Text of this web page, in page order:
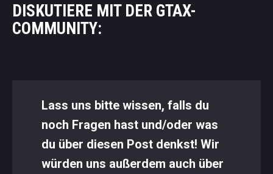
DISKUTIERE MIT DER GTAX-
COMMUNITY:
Lass uns bitte wissen, falls du
noch Fragen hast und/oder was
du über diesen Post denkst! Wir
würden uns außerdem auch über